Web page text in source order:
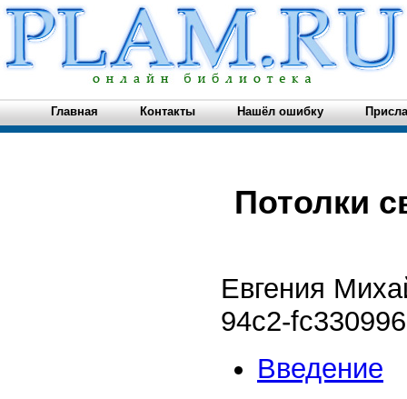
Главная Контакты Нашёл ошибку
Потолки
Евгения
94c2-
Введение